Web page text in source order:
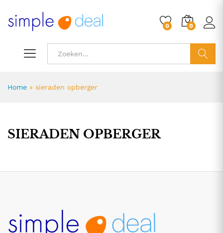
0 0
Home » sieraden opberger
SIERADEN OPBERGER